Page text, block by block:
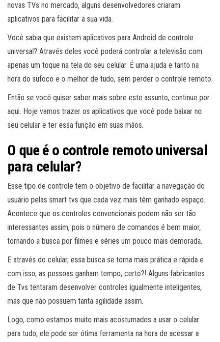
novas TVs no mercado, alguns desenvolvedores criaram
aplicativos para facilitar a sua vida.
Você sabia que existem aplicativos para Android de controle
universal? Através deles você poderá controlar a televisão com
apenas um toque na tela do seu celular. É uma ajuda e tanto na
hora do sufoco e o melhor de tudo, sem perder o controle remoto.
Então se você quiser saber mais sobre este assunto, continue por
aqui. Hoje vamos trazer os aplicativos que você pode baixar no
seu celular e ter essa função em suas mãos.
O que é o controle remoto universal
para celular?
Esse tipo de controle tem o objetivo de facilitar a navegação do
usuário pelas smart tvs que cada vez mais têm ganhado espaço.
Acontece que os controles convencionais podem não ser tão
interessantes assim, pois o número de comandos é bem maior,
tornando a busca por filmes e séries um pouco mais demorada.
E através do celular, essa busca se torna mais prática e rápida e
com isso, as pessoas ganham tempo, certo?! Alguns fabricantes
de Tvs tentaram desenvolver controles igualmente inteligentes,
mas que não possuem tanta agilidade assim.
Logo, como estamos muito mais acostumados a usar o celular
para tudo, ele pode ser ótima ferramenta na hora de acessar a